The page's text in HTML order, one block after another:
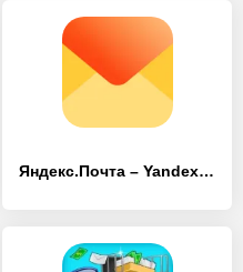
Яндекс.Почта – Yandex.Mail